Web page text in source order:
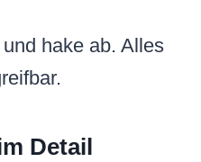
hake ab. Alles
Detail